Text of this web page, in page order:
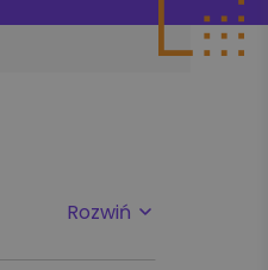
Rozwiń